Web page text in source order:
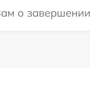
о завершении